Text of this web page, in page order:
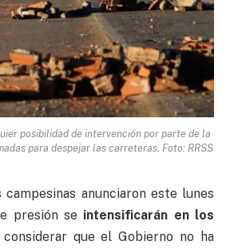
posibilidad de intervención por parte de la
para despejar las carreteras. Foto: RRSS
campesinas anunciaron este lunes
presión se intensificarán en los
que el Gobierno no ha